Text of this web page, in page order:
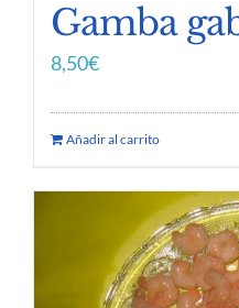
Gamba
8,50€
Añadir al carrito